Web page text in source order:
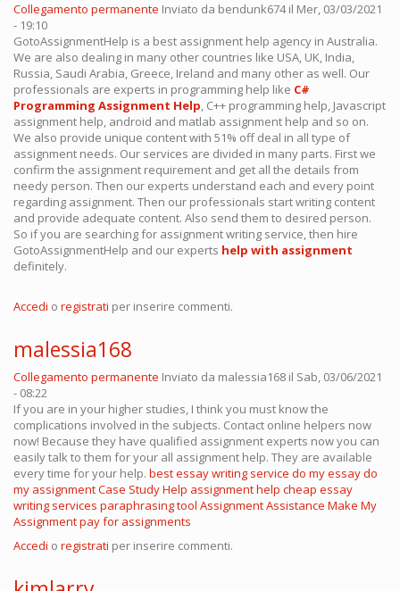
Collegamento permanente Inviato da bendunk674il Mer, 03/03/2021
- 19:10
GotoAssignmentHelp is a best assignment help agency in Australia.
We are also dealing in many other countries like USA, UK, India,
Russia, Saudi Arabia, Greece, Ireland and many other as well. Our
professionals are experts in programming help like C#
Programming Assignment Help, C++ programming help, Javascript
assignment help, android and matlab assignment help and so on.
We also provide unique content with 51% off deal in all type of
assignment needs. Our services are divided in many parts. First we
confirm the assignment requirement and get all the details from
needy person. Then our experts understand each and every point
regarding assignment. Then our professionals start writing content
and provide adequate content. Also send them to desired person.
So if you are searching for assignment writing service, then hire
GotoAssignmentHelp and our experts help with assignment
definitely.
Accedi o registrati per inserire commenti.
malessia168
Collegamento permanente Inviato da malessia168 il Sab, 03/06/2021
- 08:22
If you are in your higher studies, I think you must know the
complications involved in the subjects. Contact online helpers now
now! Because they have qualified assignment experts now you can
easily talk to them for your all assignment help. They are available
every time for your help. best essay writing service do my essaydo
my assignmentCase Study Help assignment help cheap essay
writing services paraphrasing tool Assignment Assistance Make My
Assignmentpay for assignments
Accedi o registrati per inserire commenti.